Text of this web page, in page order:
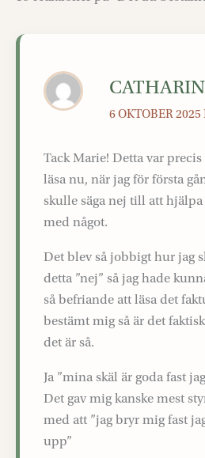
6 OKTOBER 2025
Tack Marie! Detta var
läsa nu, när jag för första
skulle säga nej till att
med något.
Det blev så jobbigt hur jag
detta ”nej” så jag hade
så befriande att läsa det
bestämt mig så är det
det är så.
Ja ”mina skäl är goda fast
Det gav mig kanske mest
med att ”jag bryr mig fast
upp”